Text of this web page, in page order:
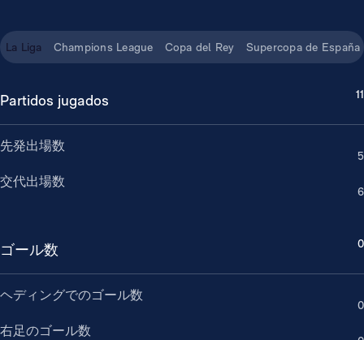
La Liga Champions League Copa del Rey Supercopa de España
Partidos jugados 11
先発出場数
5
交代出場数
6
ゴール数 0
ヘディングでのゴール数
0
右足のゴール数